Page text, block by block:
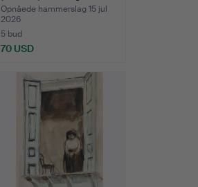
Opnåede hammerslag 15 jul
2026
5 bud
70 USD